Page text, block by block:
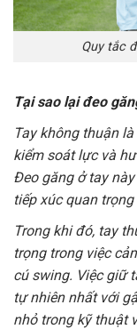
Quy tắc
Tại sao lại đeo
Tay không thuận
kiểm soát lực và
Đeo găng ở tay
tiếp xúc quan
Trong khi đó, tay
trọng trong việc
cú swing. Việc giữ
tự nhiên nhất với
nhỏ trong kỹ thuật